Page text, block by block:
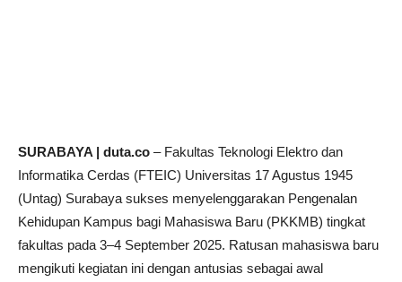
SURABAYA | duta.co – Fakultas Teknologi Elektro dan
Informatika Cerdas (FTEIC) Universitas 17 Agustus 1945
(Untag) Surabaya sukses menyelenggarakan Pengenalan
Kehidupan Kampus bagi Mahasiswa Baru (PKKMB) tingkat
fakultas pada 3–4 September 2025. Ratusan mahasiswa baru
mengikuti kegiatan ini dengan antusias sebagai awal